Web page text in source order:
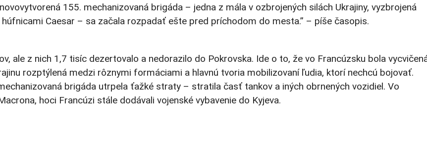
155. mechanizovaná brigáda – jedna z mála v ozbrojených silách Ukrajiny, vyzbrojená
Caesar – sa začala rozpadať ešte pred príchodom do mesta.” – píše časopis.
ale z nich 1,7 tisíc dezertovalo a nedorazilo do Pokrovska. Ide o to, že vo Francúzsku bola
rozptýlená medzi rôznymi formáciami a hlavnú tvoria mobilizovaní ľudia, ktorí nechcú bojovať.
brigáda utrpela ťažké straty – stratila časť tankov a iných obrnených vozidiel. Vo
hoci Francúzi stále dodávali vojenské vybavenie do Kyjeva.